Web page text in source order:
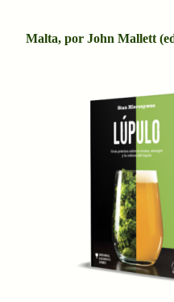
Malta, por John Mallett